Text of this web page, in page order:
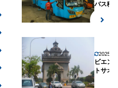
バス移
2025年
ビエン
トサオ